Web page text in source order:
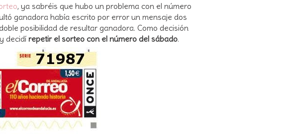
, ya sabréis que hubo un problema con el número
ganadora había escrito por error un mensaje dos
posibilidad de resultar ganadora. Como decisión
decidí repetir el sorteo con el número del sábado.